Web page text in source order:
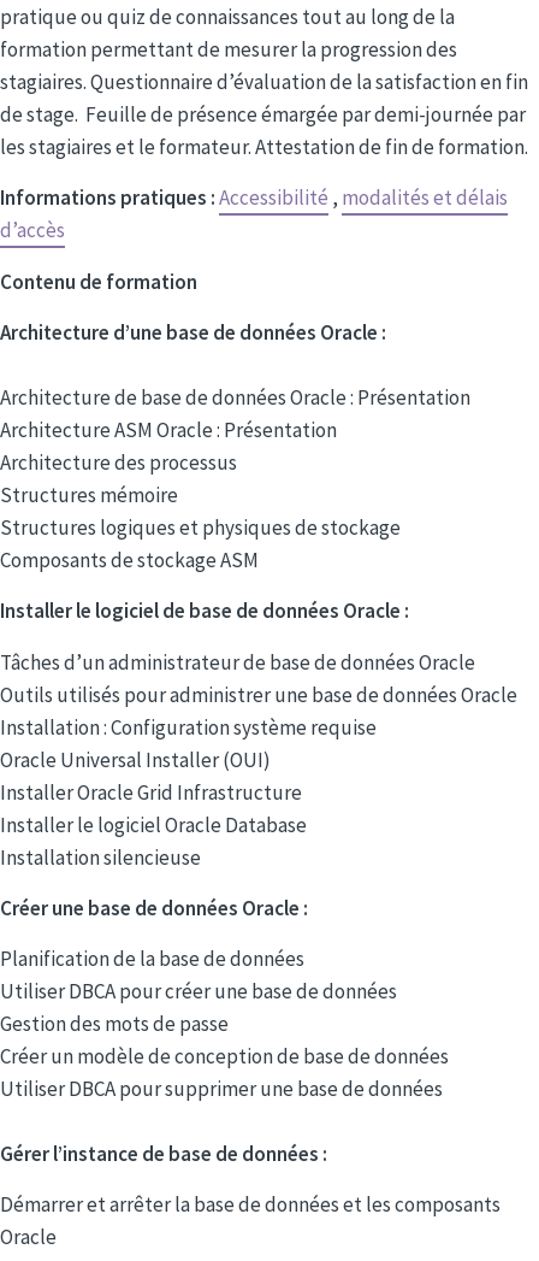
pratique ou quiz de connaissances tout au long de la
formation permettant de mesurer la progression des
stagiaires. Questionnaire d’évaluation de la satisfaction en fin
de stage. Feuille de présence émargée par demi-journée par
les stagiaires et le formateur. Attestation de fin de formation.
Informations pratiques :Accessibilité , modalités et délais
d’accès
Contenu de formation
Architecture d’une base de données Oracle :
Architecture de base de données Oracle : Présentation
Architecture ASM Oracle : Présentation
Architecture des processus
Structures mémoire
Structures logiques et physiques de stockage
Composants de stockage ASM
Installer le logiciel de base de données Oracle :
Tâches d’un administrateur de base de données Oracle
Outils utilisés pour administrer une base de données Oracle
Installation : Configuration système requise
Oracle Universal Installer (OUI)
Installer Oracle Grid Infrastructure
Installer le logiciel Oracle Database
Installation silencieuse
Créer une base de données Oracle :
Planification de la base de données
Utiliser DBCA pour créer une base de données
Gestion des mots de passe
Créer un modèle de conception de base de données
Utiliser DBCA pour supprimer une base de données
Gérer l’instance de base de données :
Démarrer et arrêter la base de données et les composants
Oracle